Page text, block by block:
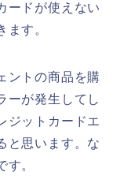
ードが使えない
ます。
ントの商品を購
ーが発生してし
ジットカードエ
と思います。な
。